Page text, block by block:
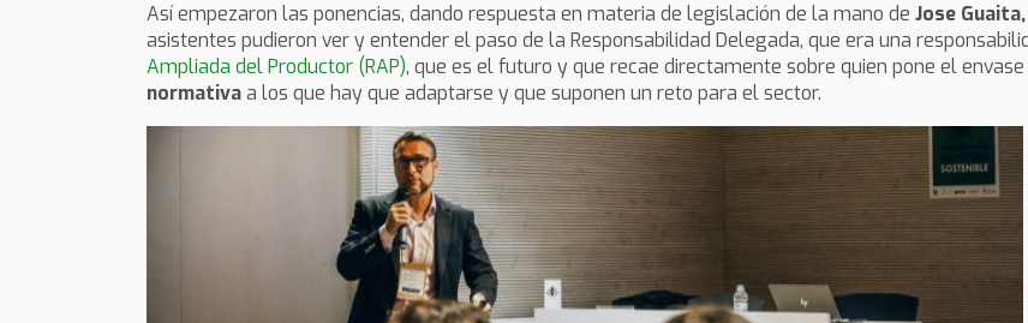
Así empezaron las ponencias, dando respuesta en materia de legislación de la mano de Jose
asistentes pudieron ver y entender el paso de la Responsabilidad Delegada, que era una
Ampliada del Productor (RAP), que es el futuro y que recae directamente sobre quien pone el
normativaa los que hay que adaptarse y que suponen un reto para el sector.